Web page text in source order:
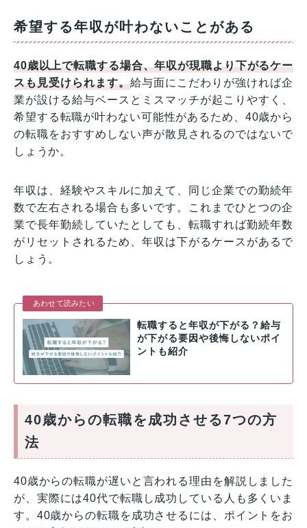
希望する年収が叶わないことがある
40歳以上で転職する場合、年収が現職より下がるケー
スも見受けられます。給与面にこだわりが強ければ企
業が設ける給与ベースとミスマッチが起こりやすく、
希望する転職が叶わない可能性があるため、40歳から
の転職をおすすめしない声が散見されるのではないで
しょうか。
年収は、経験やスキルに加えて、同じ企業での勤続年
数で左右される場合も多いです。これまでひとつの企
業で長年勤続していたとしても、転職すれば勤続年数
がリセットされるため、年収は下がるケースがあるで
しょう。
あわせて読みたい
転職すると年収が下がる？給与
が下がる要因や後悔しないポイ
ントも紹介
40歳からの転職を成功させる7つの方
法
40歳からの転職が遅いと言われる理由を解説しました
が、実際には40代で転職し成功している人も多くいま
す。40歳からの転職を成功させるには、ポイントをお